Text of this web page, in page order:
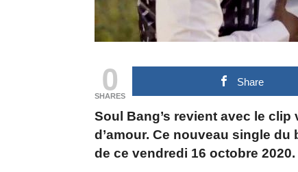
0
SHARES
Share
Soul Bang’s revient avec le clip
d’amour. Ce nouveau single
de ce vendredi 16 octobre 2020.